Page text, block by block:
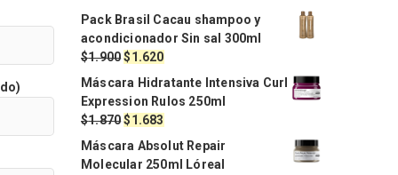
Pack Brasil Cacau shampoo y
acondicionador Sin sal 300ml
$1.900El
precio
original
era:
$1.900.
$1.620El
actual
es:
$1.620.
Máscara Hidratante Intensiva Curl
Expression Rulos 250ml
$1.870El
precio
original
$1.683
precio
actual
Máscara Absolut Repair
Molecular 250ml Lóreal